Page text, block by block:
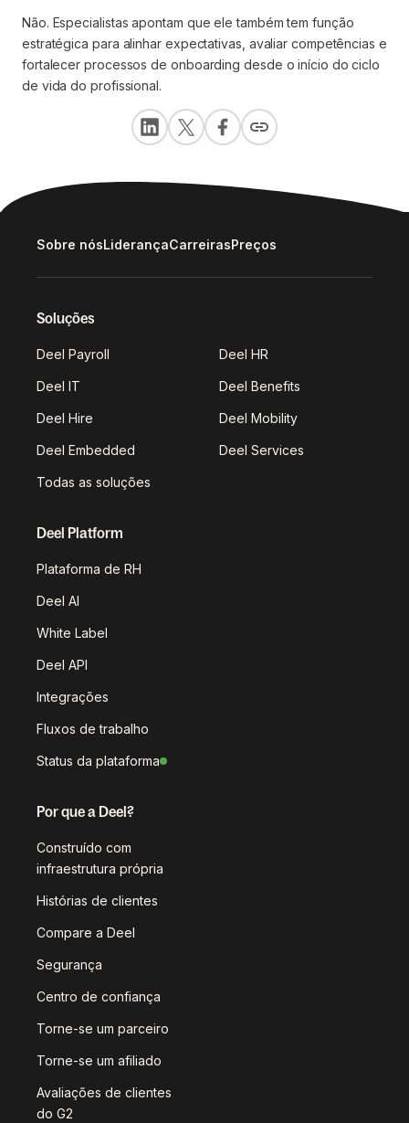
Não. Especialistas apontam que ele também tem função
estratégica para alinhar expectativas, avaliar competências e
fortalecer processos de onboarding desde o início do ciclo
de vida do profissional.
Sobre nósLiderançaCarreirasPreços
Soluções
Deel Payroll Deel HR
Deel IT Deel Benefits
Deel Hire Deel Mobility
Deel Embedded Deel Services
Todas as soluções
Deel Platform
Plataforma de RH
Deel AI
White Label
Deel API
Integrações
Fluxos de trabalho
Status da plataforma
Por que a Deel?
Construído com
infraestrutura própria
Histórias de clientes
Compare a Deel
Segurança
Centro de confiança
Torne-se um parceiro
Torne-se um afiliado
Avaliações de clientes
do G2